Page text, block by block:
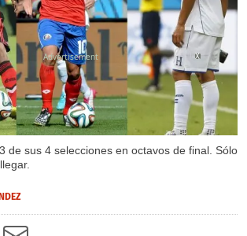
de sus 4 selecciones en octavos de final. Sólo
X